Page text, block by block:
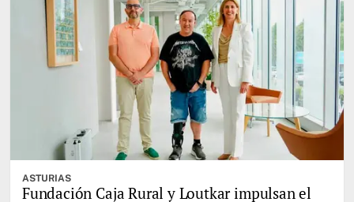
ASTURIAS
Fundación Caja Rural y Loutkar impulsan el